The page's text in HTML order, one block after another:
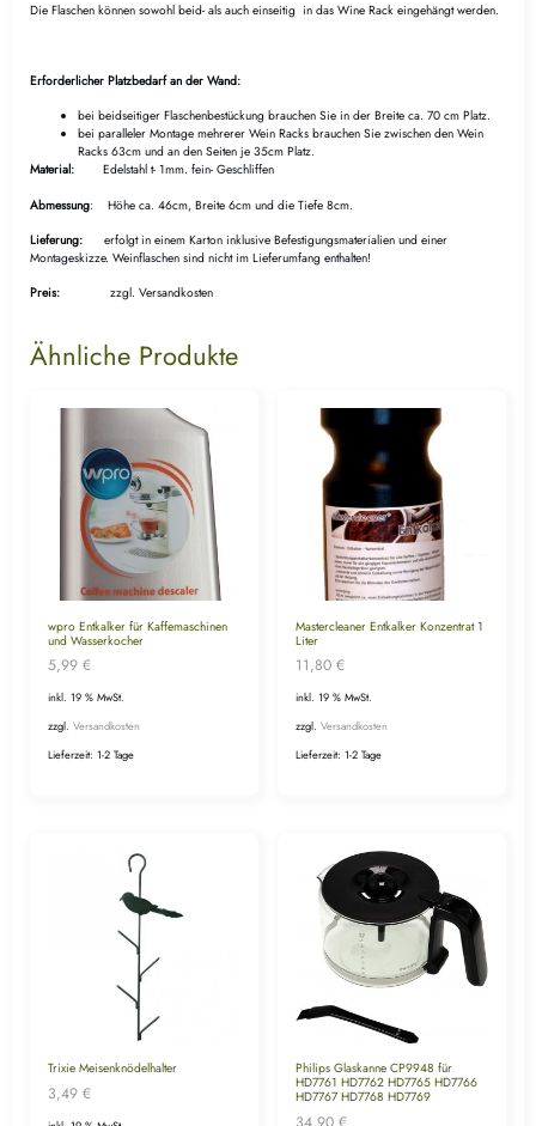
Die Flaschen können sowohl beid- als auch einseitig in das Wine Rack eingehängt werden.
Erforderlicher Platzbedarf an der Wand:
bei beidseitiger Flaschenbestückung brauchen Sie in der Breite ca. 70 cm Platz.
bei paralleler Montage mehrerer Wein Racks brauchen Sie zwischen den Wein
Racks 63cm und an den Seiten je 35cm Platz.
Material:
Edelstahl t- 1mm. fein- Geschliffen
Abmessung: Höhe ca. 46cm, Breite 6cm und die Tiefe 8cm.
Lieferung:
erfolgt in einem Karton inklusive Befestigungsmaterialien und einer
Montageskizze. Weinflaschen sind nicht im Lieferumfang enthalten!
Preis:
zzgl. Versandkosten
Ähnliche Produkte
wpro Entkalker für Kaffemaschinen
und Wasserkocher
5,99 €
inkl. 19 % MwSt.
zzgl. Versandkosten
Lieferzeit: 1-2 Tage
Mastercleaner Entkalker Konzentrat 1
Liter
11,80 €
inkl. 19 % MwSt.
zzgl. Versandkosten
Lieferzeit: 1-2 Tage
Trixie Meisenknödelhalter
3,49 €
Philips Glaskanne CP9948 für
HD7761 HD7762 HD7765 HD7766
HD7767 HD7768 HD7769